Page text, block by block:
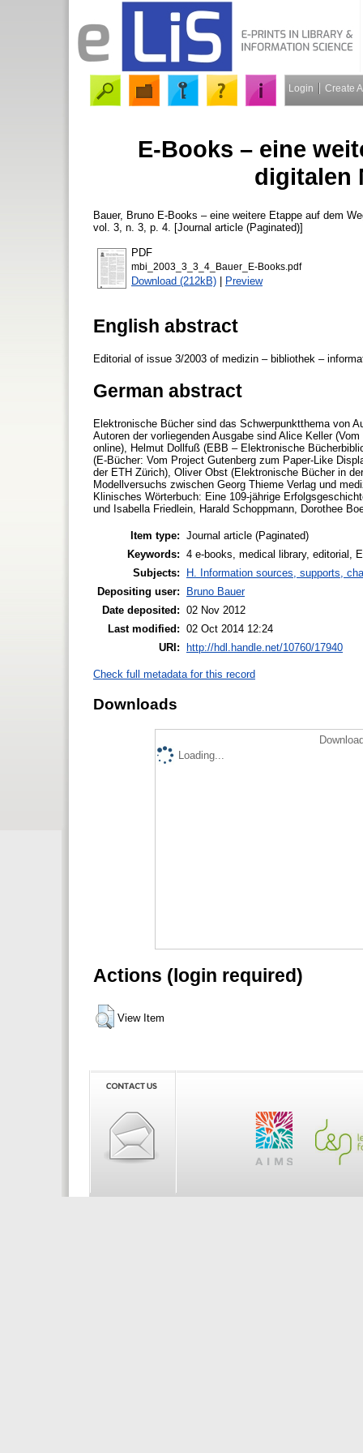
Login Create
E-Books – eine
digitalen
Bauer, Bruno E-Books – eine weitere Etappe auf dem
vol. 3, n. 3, p. 4. [Journal article (Paginated)]
PDF
mbi_2003_3_3_4_Bauer_E-Books.pdf
Download (212kB) | Preview
English abstract
Editorial of issue 3/2003 of medizin – bibliothek –
German abstract
Elektronische Bücher sind das Schwerpunktthema von
Autoren der vorliegenden Ausgabe sind Alice Keller
online), Helmut Dollfuß (EBB – Elektronische
(E-Bücher: Vom Project Gutenberg zum Paper-Like
der ETH Zürich), Oliver Obst (Elektronische Bücher in
Modellversuchs zwischen Georg Thieme Verlag und
Klinisches Wörterbuch: Eine 109-jährige
und Isabella Friedlein, Harald Schoppmann, Dorothee
Item type: Journal article (Paginated)
Keywords: 4 e-books, medical library, editorial,
Subjects:
H. Information sources, supports,
Depositing user:
Bruno Bauer
Date deposited: 02 Nov 2012
Last modified: 02 Oct 2014 12:24
URI:
http://hdl.handle.net/10760/17940
Check full metadata for this record
Downloads
Loading...
Actions (login required)
View Item